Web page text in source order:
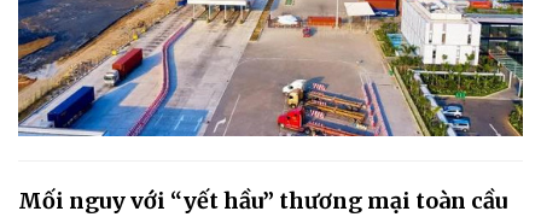
Mối nguy với “yết hầu” thương mại toàn cầu